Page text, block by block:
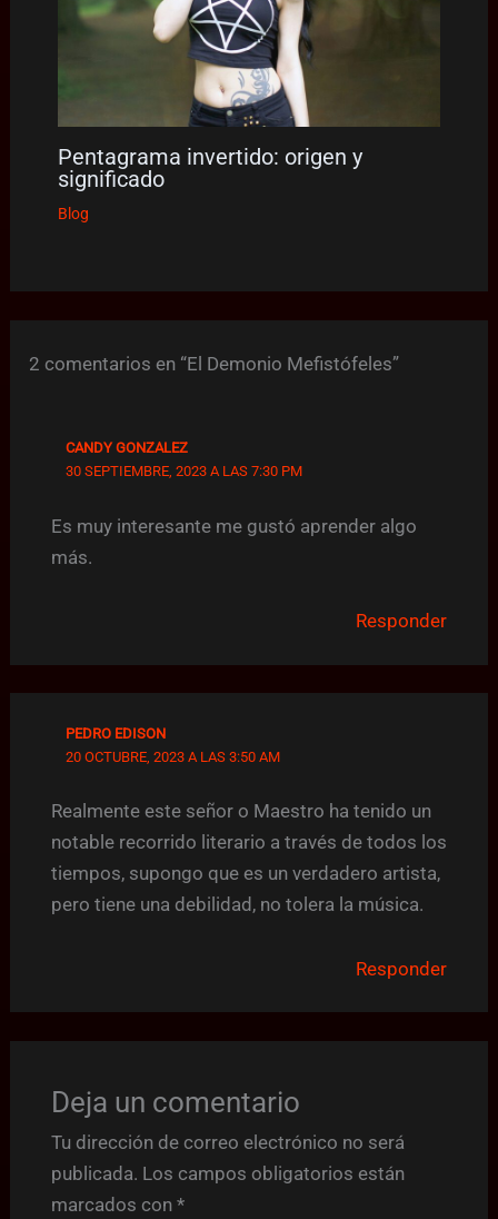
Pentagrama invertido: origen y
significado
Blog
2 comentarios en “El Demonio Mefistófeles”
CANDY GONZALEZ
30 SEPTIEMBRE, 2023 A LAS 7:30 PM
Es muy interesante me gustó aprender algo
más.
Responder
PEDRO EDISON
20 OCTUBRE, 2023 A LAS 3:50 AM
Realmente este señor o Maestro ha tenido un
notable recorrido literario a través de todos los
tiempos, supongo que es un verdadero artista,
pero tiene una debilidad, no tolera la música.
Responder
Deja un comentario
Tu dirección de correo electrónico no será
publicada. Los campos obligatorios están
marcados con *